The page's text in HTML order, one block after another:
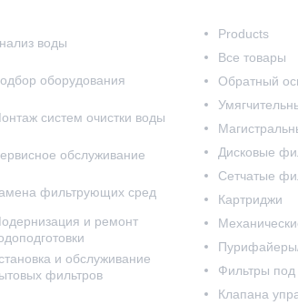
воды
оборудования
систем очистки воды
обслуживание
фильтрующих сред
и ремонт
и обслуживание
фильтров
Products
Все товары
Обратный
Дисковые
Сетчатые
Картриджи
Фильтры под
Клапана